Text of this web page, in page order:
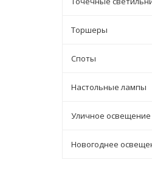
Торшеры
Споты
Настольные лампы
Уличное освещение
Новогоднее